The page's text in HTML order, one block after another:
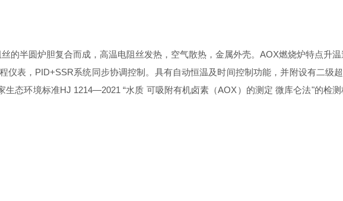
的半圆炉胆复合而成，高温电阻丝发热，空气散热，金属外壳。AOX燃烧炉特点升
仪表，PID+SSR系统同步协调控制。具有自动恒温及时间控制功能，并附设有二级
生态环境标准HJ 1214—2021 “水质 可吸附有机卤素（AOX）的测定 微库仑法"的检测